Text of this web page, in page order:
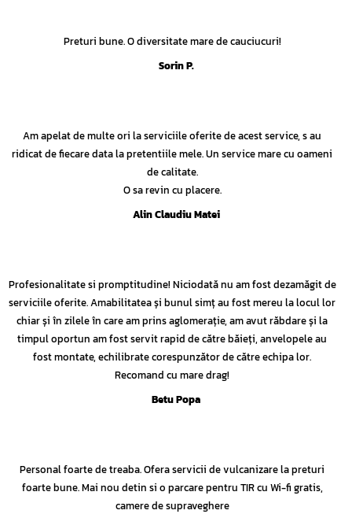
Preturi bune. O diversitate mare de cauciucuri!
Sorin P.
Am apelat de multe ori la serviciile oferite de acest service, s au
ridicat de fiecare data la pretentiile mele. Un service mare cu oameni
de calitate.
O sa revin cu placere.
Alin Claudiu Matei
Profesionalitate si promptitudine! Niciodată nu am fost dezamăgit de
serviciile oferite. Amabilitatea și bunul simț au fost mereu la locul lor
chiar și în zilele în care am prins aglomerație, am avut răbdare și la
timpul oportun am fost servit rapid de către băieți, anvelopele au
fost montate, echilibrate corespunzător de către echipa lor.
Recomand cu mare drag!
Betu Popa
Personal foarte de treaba. Ofera servicii de vulcanizare la preturi
foarte bune. Mai nou detin si o parcare pentru TIR cu Wi-fi gratis,
camere de supraveghere